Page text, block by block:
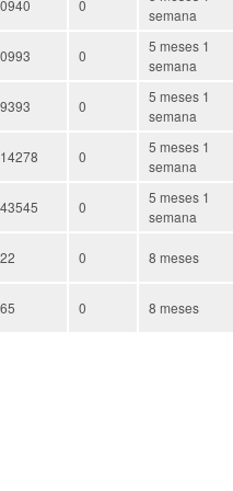
0
semana
0
5 meses 1
semana
0
5 meses 1
semana
0
5 meses 1
semana
0
5 meses 1
semana
0 8 meses
0 8 meses